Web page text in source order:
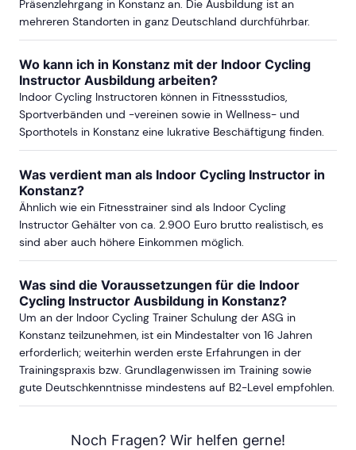
Präsenzlehrgang in Konstanz an. Die Ausbildung ist an
mehreren Standorten in ganz Deutschland durchführbar.
Wo kann ich in Konstanz mit der Indoor Cycling
Instructor Ausbildung arbeiten?
Indoor Cycling Instructoren können in Fitnessstudios,
Sportverbänden und -vereinen sowie in Wellness- und
Sporthotels in Konstanz eine lukrative Beschäftigung finden.
Was verdient man als Indoor Cycling Instructor in
Konstanz?
Ähnlich wie ein Fitnesstrainer sind als Indoor Cycling
Instructor Gehälter von ca. 2.900 Euro brutto realistisch, es
sind aber auch höhere Einkommen möglich.
Was sind die Voraussetzungen für die Indoor
Cycling Instructor Ausbildung in Konstanz?
Um an der Indoor Cycling Trainer Schulung der ASG in
Konstanz teilzunehmen, ist ein Mindestalter von 16 Jahren
erforderlich; weiterhin werden erste Erfahrungen in der
Trainingspraxis bzw. Grundlagenwissen im Training sowie
gute Deutschkenntnisse mindestens auf B2-Level empfohlen.
Noch Fragen? Wir helfen gerne!